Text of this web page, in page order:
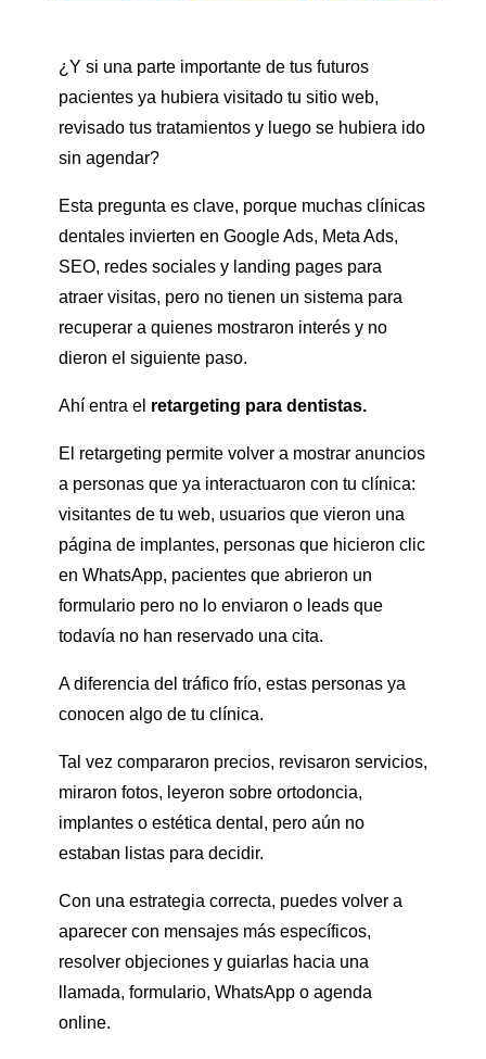
¿Y si una parte importante de tus futuros
pacientes ya hubiera visitado tu sitio web,
revisado tus tratamientos y luego se hubiera ido
sin agendar?
Esta pregunta es clave, porque muchas clínicas
dentales invierten en Google Ads, Meta Ads,
SEO, redes sociales y landing pages para
atraer visitas, pero no tienen un sistema para
recuperar a quienes mostraron interés y no
dieron el siguiente paso.
Ahí entra el retargeting para dentistas.
El retargeting permite volver a mostrar anuncios
a personas que ya interactuaron con tu clínica:
visitantes de tu web, usuarios que vieron una
página de implantes, personas que hicieron clic
en WhatsApp, pacientes que abrieron un
formulario pero no lo enviaron o leads que
todavía no han reservado una cita.
A diferencia del tráfico frío, estas personas ya
conocen algo de tu clínica.
Tal vez compararon precios, revisaron servicios,
miraron fotos, leyeron sobre ortodoncia,
implantes o estética dental, pero aún no
estaban listas para decidir.
Con una estrategia correcta, puedes volver a
aparecer con mensajes más específicos,
resolver objeciones y guiarlas hacia una
llamada, formulario, WhatsApp o agenda
online.